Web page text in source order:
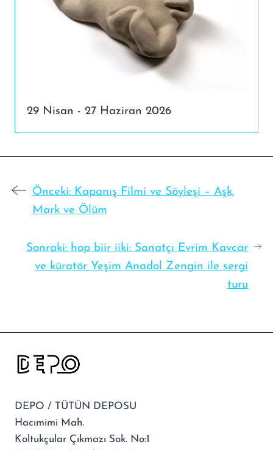
29 Nisan - 27 Haziran 2026
Önceki: Kapanış Filmi ve Söyleşi – Aşk,
Mark ve Ölüm
Sonraki: hop biir iiki: Sanatçı Evrim Kavcar
ve küratör Yeşim Anadol Zengin ile sergi
turu
DEPO / TÜTÜN DEPOSU
Hacımimi Mah.
Koltukçular Çıkmazı Sok. No:1